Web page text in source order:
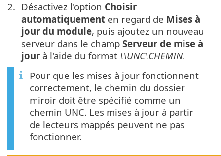
Désactivez l'option Choisir
automatiquement en regard de Mises à
jour du module, puis ajoutez un nouveau
serveur dans le champ Serveur de mise à
jour à l'aide du format \\UNC\CHEMIN.
Pour que les mises à jour fonctionnent
correctement, le chemin du dossier
miroir doit être spécifié comme un
chemin UNC. Les mises à jour à partir
de lecteurs mappés peuvent ne pas
fonctionner.